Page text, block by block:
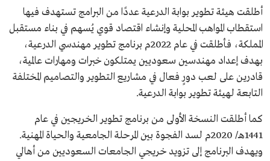
أطلقت هيئة تطوير بوابة الدرعية عددًا من البرامج تستهدف فيها
استقطاب المواهب المحلية وإنشاء اقتصاد قوي يُسهم في بناء مستقبل
المملكة، فأطلقت في عام 2022م برنامج تطوير مهندسي الدرعية،
بهدف إعداد مهندسين سعوديين يمتلكون خبرات ومهارات عالمية،
قادرين على لعب دورٍ فعال في مشاريع التطوير والتصاميم المختلفة
التابعة لهيئة تطوير بوابة الدرعية.
كما أطلقت النسخة الأولى من برنامج تطوير الخريجين في عام
1441هـ/ 2020م لسد الفجوة بين المرحلة الجامعية والحياة المهنية.
ويهدف البرنامج إلى تزويد خريجي الجامعات السعوديين من أهالي